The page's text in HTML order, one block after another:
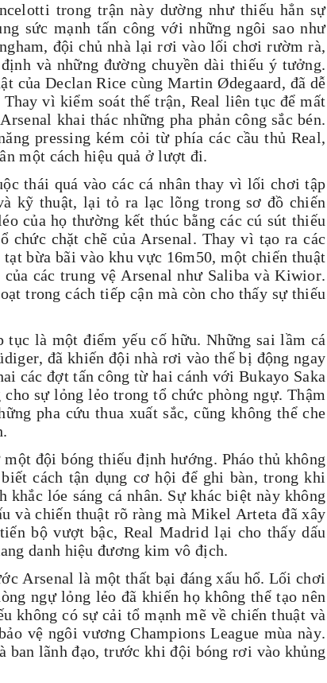
trong trận này dường như thiếu hẳn sự
sức mạnh tấn công với những ngôi sao như
đội chủ nhà lại rơi vào lối chơi rườm rà,
và những đường chuyền dài thiếu ý tưởng.
của Declan Rice cùng Martin Ødegaard, đã dễ
vì kiểm soát thế trận, Real liên tục để mất
khai thác những pha phản công sắc bén.
pressing kém cỏi từ phía các cầu thủ Real,
một cách hiệu quả ở lượt đi.
thái quá vào các cá nhân thay vì lối chơi tập
kỹ thuật, lại tỏ ra lạc lõng trong sơ đồ chiến
của họ thường kết thúc bằng các cú sút thiếu
chức chặt chẽ của Arsenal. Thay vì tạo ra các
bừa bãi vào khu vực 16m50, một chiến thuật
các trung vệ Arsenal như Saliba và Kiwior.
trong cách tiếp cận mà còn cho thấy sự thiếu
tục là một điểm yếu cố hữu. Những sai lầm cá
đã khiến đội nhà rơi vào thế bị động ngay
các đợt tấn công từ hai cánh với Bukayo Saka
sự lỏng lẻo trong tổ chức phòng ngự. Thậm
pha cứu thua xuất sắc, cũng không thể che
đội bóng thiếu định hướng. Pháo thủ không
cách tận dụng cơ hội để ghi bàn, trong khi
lóe sáng cá nhân. Sự khác biệt này không
và chiến thuật rõ ràng mà Mikel Arteta đã xây
bộ vượt bậc, Real Madrid lại cho thấy dấu
danh hiệu đương kim vô địch.
Arsenal là một thất bại đáng xấu hổ. Lối chơi
ngự lỏng lẻo đã khiến họ không thể tạo nên
không có sự cải tổ mạnh mẽ về chiến thuật và
vệ ngôi vương Champions League mùa này.
lãnh đạo, trước khi đội bóng rơi vào khủng